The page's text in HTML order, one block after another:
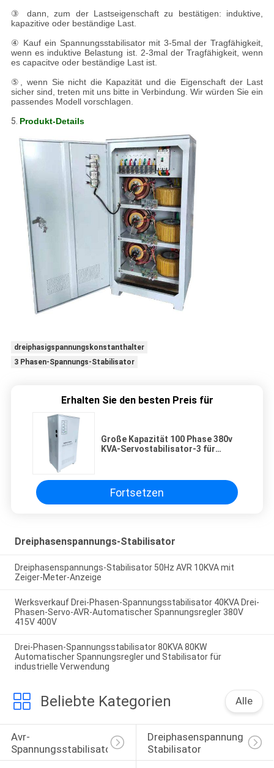
③ dann, zum der Lastseigenschaft zu bestätigen: induktive,
kapazitive oder beständige Last.
④ Kauf ein Spannungsstabilisator mit 3-5mal der Tragfähigkeit,
wenn es induktive Belastung ist. 2-3mal der Tragfähigkeit, wenn
es capacitve oder beständige Last ist.
⑤, wenn Sie nicht die Kapazität und die Eigenschaft der Last
sicher sind, treten mit uns bitte in Verbindung. Wir würden Sie ein
passendes Modell vorschlagen.
5. Produkt-Details
dreiphasigspannungskonstanthalter
3 Phasen-Spannungs-Stabilisator
Erhalten Sie den besten Preis für
Große Kapazität 100 Phase 380v
KVA-Servostabilisator-3 für
Fortsetzen
Dreiphasenspannungs-Stabilisator
Dreiphasenspannungs-Stabilisator 50Hz AVR 10KVA mit
Zeiger-Meter-Anzeige
Werksverkauf Drei-Phasen-Spannungsstabilisator 40KVA Drei-
Phasen-Servo-AVR-Automatischer Spannungsregler 380V
415V 400V
Drei-Phasen-Spannungsstabilisator 80KVA 80KW
Automatischer Spannungsregler und Stabilisator für
industrielle Verwendung
Beliebte Kategorien Alle
Avr-
Spannungsstabilisator
Dreiphasenspannungs-
Stabilisator